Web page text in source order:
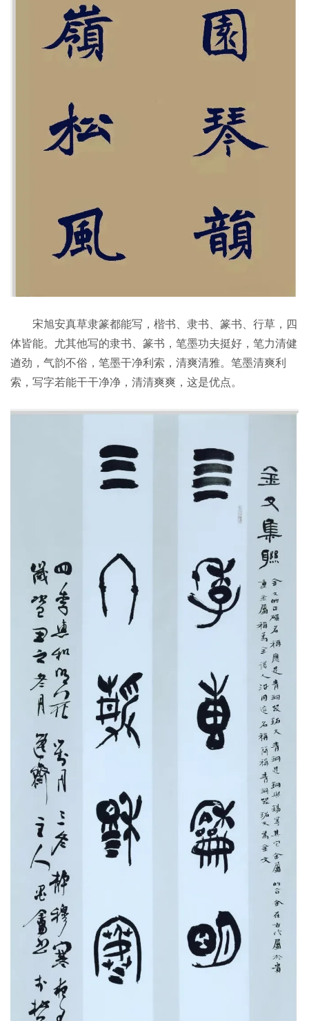
宋旭安真草隶篆都能写，楷书、隶书、篆书、行草，四
体皆能。尤其他写的隶书、篆书，笔墨功夫挺好，笔力清健
遒劲，气韵不俗，笔墨干净利索，清爽清雅。笔墨清爽利
索，写字若能干干净净，清清爽爽，这是优点。